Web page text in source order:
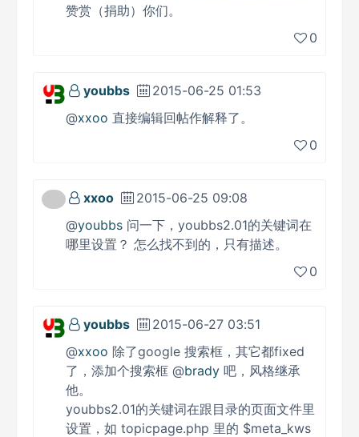
赞赏（捐助）你们。
0
youbbs
2015-06-25 01:53
@xxoo 直接编辑回帖作解释了。
0
xxoo
2015-06-25 09:08
@youbbs 问一下，youbbs2.01的关键词在
哪里设置？ 怎么找不到的，只有描述。
0
youbbs
2015-06-27 03:51
@xxoo 除了google 搜索框，其它都fixed
了，添加个搜索框 @brady 吧，风格继承
他。
youbbs2.01的关键词在跟目录的页面文件里
设置，如 topicpage.php 里的 $meta_kws